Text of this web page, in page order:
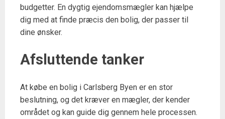
budgetter. En dygtig ejendomsmægler kan hjælpe
dig med at finde præcis den bolig, der passer til
dine ønsker.
Afsluttende tanker
At købe en bolig i Carlsberg Byen er en stor
beslutning, og det kræver en mægler, der kender
området og kan guide dig gennem hele processen.